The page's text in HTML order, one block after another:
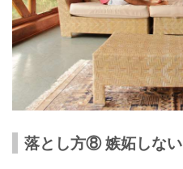
落とし方⑧ 嫉妬しない